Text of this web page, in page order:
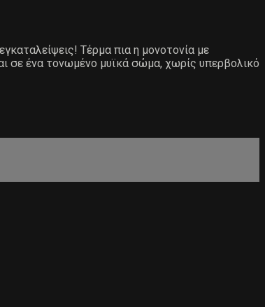
Τέρμα πια η μονοτονία με
σε ένα τονωμένο μυϊκά σώμα, χωρίς υπερβολικό